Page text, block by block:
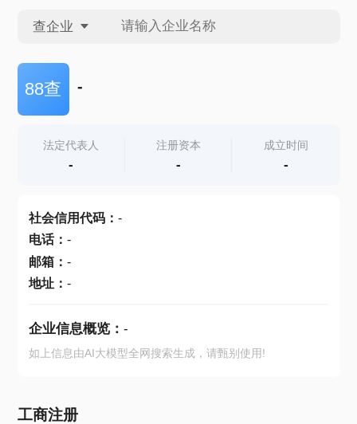
查企业
查企业
查产地
88查 -
法定代表人
-
注册资本
-
成立时间
-
社会信用代码： -
电话： -
邮箱： -
地址： -
企业信息概览： -
如上信息由AI大模型全网搜索生成，请甄别使用!
工商注册